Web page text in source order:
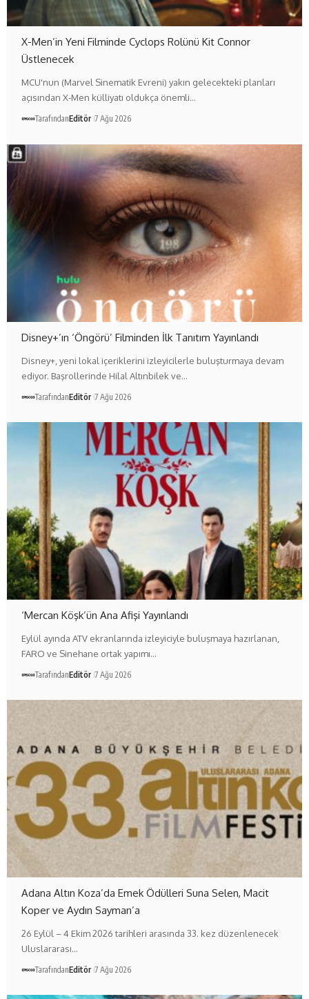
X-Men’in Yeni Filminde Cyclops Rolünü Kit Connor
Üstlenecek
MCU'nun (Marvel Sinematik Evreni) yakın gelecekteki planları
açısından X-Men külliyatı oldukça önemli…
TarafındanEditör 7 Ağu 2026
Disney+’ın ‘Öngörü’ Filminden İlk Tanıtım Yayınlandı
Disney+, yeni lokal içeriklerini izleyicilerle buluşturmaya devam
ediyor. Başrollerinde Hilal Altınbilek ve…
TarafındanEditör 7 Ağu 2026
‘Mercan Köşk’ün Ana Afişi Yayınlandı
Eylül ayında ATV ekranlarında izleyiciyle buluşmaya hazırlanan,
FARO ve Sinehane ortak yapımı…
TarafındanEditör 7 Ağu 2026
Adana Altın Koza’da Emek Ödülleri Suna Selen, Macit
Koper ve Aydın Sayman’a
26 Eylül – 4 Ekim 2026 tarihleri arasında 33. kez düzenlenecek
Uluslararası…
TarafındanEditör 7 Ağu 2026